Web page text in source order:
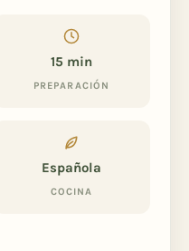
15 min
PREPARACIÓN
Española
COCINA